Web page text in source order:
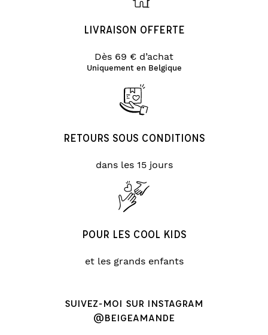
LIVRAISON OFFERTE
Dès 69 € d’achat
Uniquement en Belgique
RETOURS SOUS CONDITIONS
dans les 15 jours
POUR LES COOL KIDS
et les grands enfants
SUIVEZ-MOI SUR INSTAGRAM
@BEIGEAMANDE